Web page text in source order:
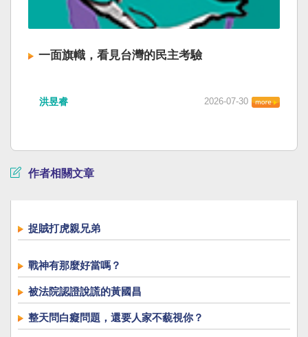
一面旗幟，看見台灣的民主考驗
洪昱睿 2026-07-30
作者相關文章
捉賊打虎親兄弟
戰神有那麼好當嗎？
被法院認證說謊的黃國昌
整天問白癡問題，還要人家不藐視你？